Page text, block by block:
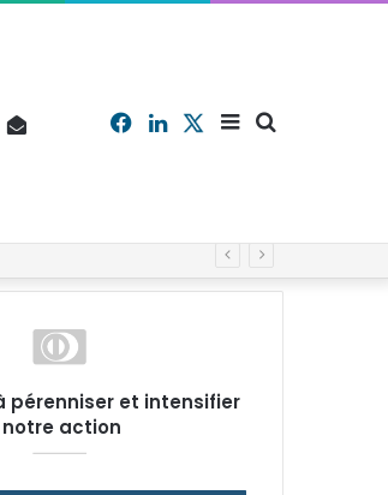
Sidebar
X
Linkedin
Facebook
pérenniser et intensifier
notre action